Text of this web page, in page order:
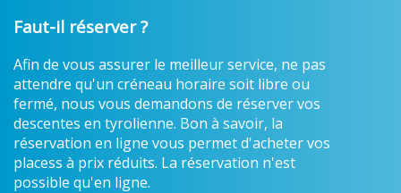
Faut-il réserver ?
Afin de vous assurer le meilleur service, ne pas
attendre qu'un créneau horaire soit libre ou
fermé, nous vous demandons de réserver vos
descentes en tyrolienne. Bon à savoir, la
réservation en ligne vous permet d'acheter vos
placess à prix réduits. La réservation n'est
possible qu'en ligne.